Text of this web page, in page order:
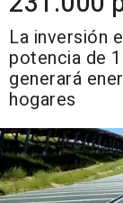
La inversión
potencia de
generará
hogares